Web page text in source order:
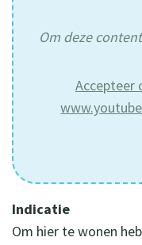
Om deze
Accepteer
Indicatie
Om hier te wonen